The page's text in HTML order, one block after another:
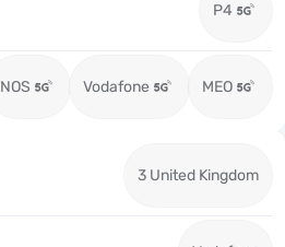
P4
NOS Vodafone MEO
3 United Kingdom